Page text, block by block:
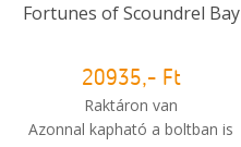
Fortunes of Scoundrel Bay
20935,- Ft
Raktáron van
Azonnal kapható a boltban is